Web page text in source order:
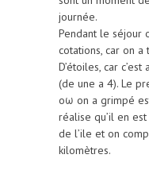
journée.
Pendant le séjour
cotations, car on
D’étoiles, car
(de une a 4). Le
oω on a grimpé
réalise qu’il en
de l’ile et on
kilomètres.